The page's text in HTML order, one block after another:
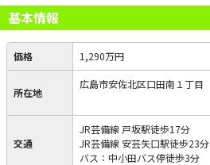
基本情報
価格 1,290万円
所在地
広島市安佐北区口田南１丁目
交通
JR芸備線 戸坂駅徒歩17分
JR芸備線 安芸矢口駅徒歩23分
バス：中小田バス停徒歩3分